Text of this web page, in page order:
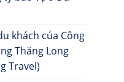
khách của Công
Thăng Long
Travel)